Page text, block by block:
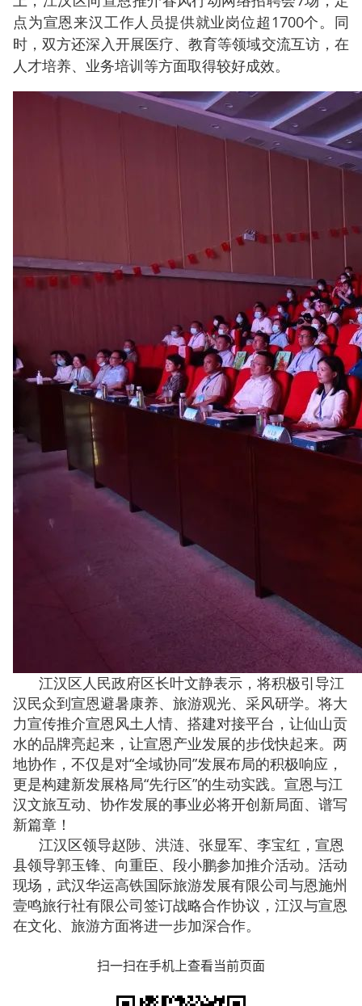
点为宣恩来汉工作人员提供就业岗位超1700个。 同
时，双方还深入开展医疗、教育等领域交流互访，在
人才培养、业务培训等方面取得较好成效。
江汉区人民政府区长叶文静表示，将积极引导江
汉民众到宣恩避暑康养、旅游观光、采风研学。将大
力宣传推介宣恩风土人情、搭建对接平台，让仙山贡
水的品牌亮起来，让宣恩产业发展的步伐快起来。两
地协作，不仅是对“全域协同”发展布局的积极响应，
更是构建新发展格局“先行区”的生动实践。宣恩与江
汉文旅互动、协作发展的事业必将开创新局面、谱写
新篇章！
江汉区领导赵陟、洪涟、张显军、李宝红，宣恩
县领导郭玉锋、向重臣、段小鹏参加推介活动。活动
现场，武汉华运高铁国际旅游发展有限公司与恩施州
壹鸣旅行社有限公司签订战略合作协议，江汉与宣恩
在文化、旅游方面将进一步加深合作。
扫一扫在手机上查看当前页面